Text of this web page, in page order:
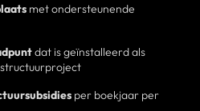
met ondersteunende
dat is geïnstalleerd als
per boekjaar per